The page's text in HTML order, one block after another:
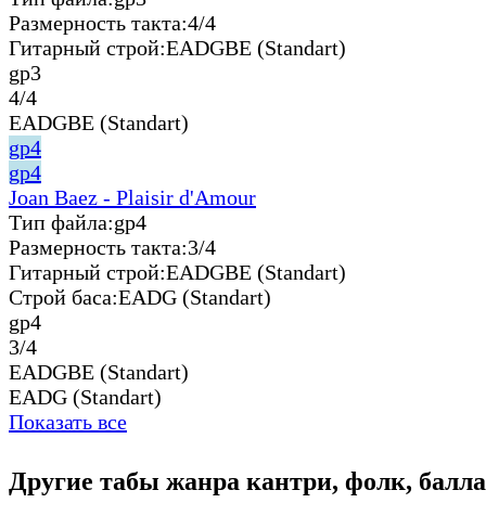
Размерность такта:4/4
Гитарный строй:EADGBE (Standart)
gp3
4/4
EADGBE (Standart)
gp4
gp4
Joan Baez - Plaisir d'Amour
Тип файла:gp4
Размерность такта:3/4
Гитарный строй:EADGBE (Standart)
Строй баса:EADG (Standart)
gp4
3/4
EADGBE (Standart)
EADG (Standart)
Показать все
Другие табы жанра кантри, фолк,